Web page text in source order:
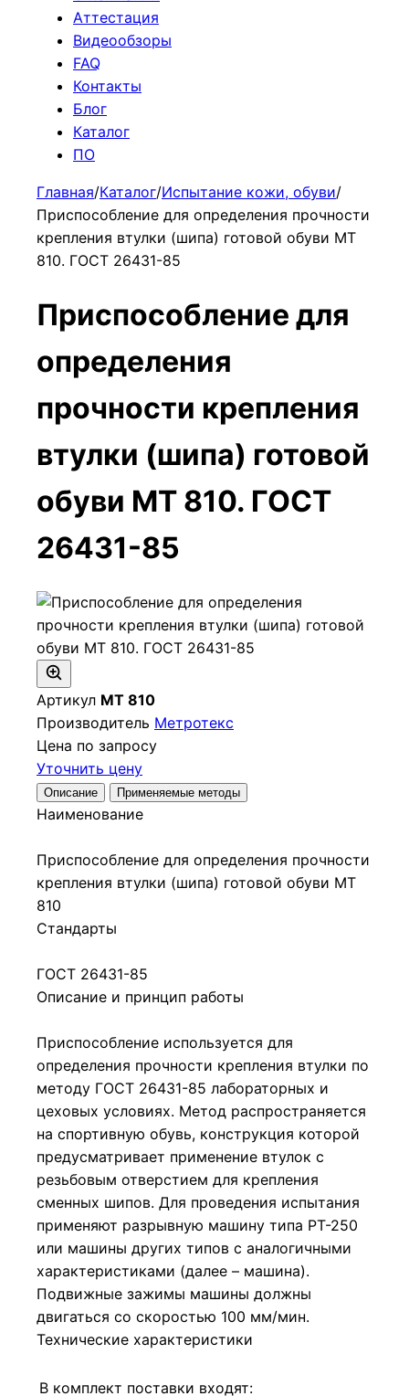
Аттестация
Видеообзоры
FAQ
Контакты
Блог
Каталог
ПО
Главная/Каталог/Испытание кожи, обуви/
Приспособление для определения прочности
крепления втулки (шипа) готовой обуви МТ
810. ГОСТ 26431-85
Приспособление для
определения
прочности крепления
втулки (шипа) готовой
обуви МТ 810. ГОСТ
26431-85
Артикул МТ 810
Производитель Метротекс
Цена по запросу
Уточнить цену
Описание Применяемые методы
Наименование
Приспособление для определения прочности
крепления втулки (шипа) готовой обуви МТ
810
Стандарты
ГОСТ 26431-85
Описание и принцип работы
Приспособление используется для
определения прочности крепления втулки по
методу ГОСТ 26431-85 лабораторных и
цеховых условиях. Метод распространяется
на спортивную обувь, конструкция которой
предусматривает применение втулок с
резьбовым отверстием для крепления
сменных шипов. Для проведения испытания
применяют разрывную машину типа РТ-250
или машины других типов с аналогичными
характеристиками (далее – машина).
Подвижные зажимы машины должны
двигаться со скоростью 100 мм/мин.
Технические характеристики
В комплект поставки входят: